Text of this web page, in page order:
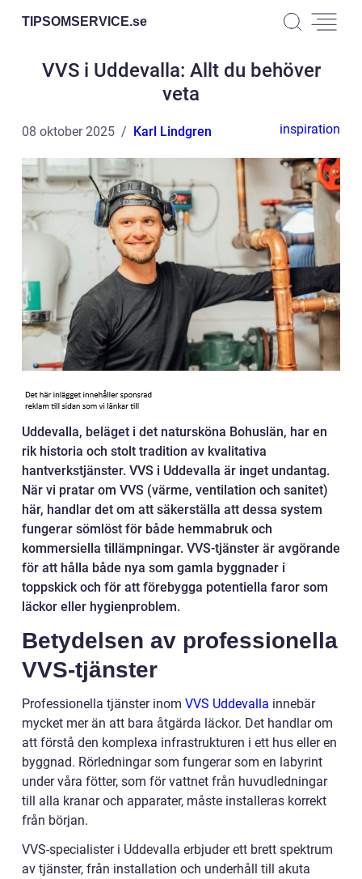
TIPSOMSERVICE.se
VVS i Uddevalla: Allt du behöver
veta
08 oktober 2025 Karl Lindgren inspiration
Uddevalla, beläget i det natursköna Bohuslän, har en
rik historia och stolt tradition av kvalitativa
hantverkstjänster. VVS i Uddevalla är inget undantag.
När vi pratar om VVS (värme, ventilation och sanitet)
här, handlar det om att säkerställa att dessa system
fungerar sömlöst för både hemmabruk och
kommersiella tillämpningar. VVS-tjänster är avgörande
för att hålla både nya som gamla byggnader i
toppskick och för att förebygga potentiella faror som
läckor eller hygienproblem.
Betydelsen av professionella
VVS-tjänster
Professionella tjänster inom VVS Uddevalla innebär
mycket mer än att bara åtgärda läckor. Det handlar om
att förstå den komplexa infrastrukturen i ett hus eller en
byggnad. Rörledningar som fungerar som en labyrint
under våra fötter, som för vattnet från huvudledningar
till alla kranar och apparater, måste installeras korrekt
från början.
VVS-specialister i Uddevalla erbjuder ett brett spektrum
av tjänster, från installation och underhåll till akuta